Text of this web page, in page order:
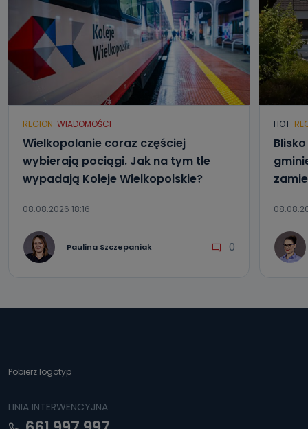
REGION WIADOMOŚCI
Wielkopolanie coraz częściej
wybierają pociągi. Jak na tym tle
wypadają Koleje Wielkopolskie?
08.08.2026 18:16
Paulina Szczepaniak 0
HOT
Pobierz logotyp
LINIA INTERWENCYJNA